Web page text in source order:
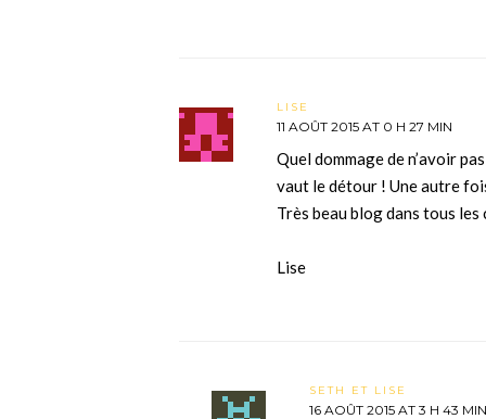
LISE
11 AOÛT 2015 AT 0 H 27 MIN
Quel dommage de n’avoir
vaut le détour ! Une autre
Très beau blog dans tous les
Lise
SETH ET LISE
16 AOÛT 2015 AT 3 H 43 MIN